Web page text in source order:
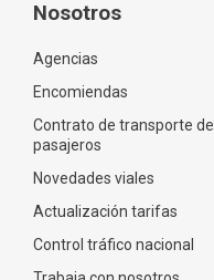
Nosotros
Agencias
Encomiendas
Contrato de transporte de
pasajeros
Novedades viales
Actualización tarifas
Control tráfico nacional